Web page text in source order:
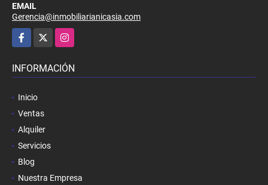
EMAIL
Gerencia@inmobiliarianicasia.com
Facebook
Instagram
INFORMACIÓN
Inicio
Ventas
Alquiler
Servicios
Blog
Nuestra Empresa